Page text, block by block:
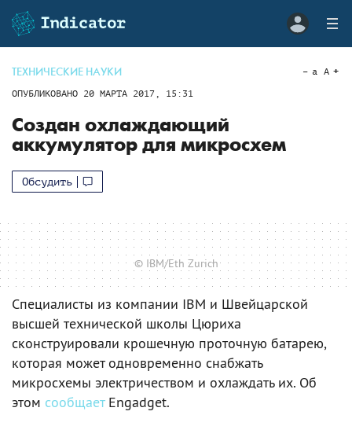
ТЕХНИЧЕСКИЕ НАУКИ
ОПУБЛИКОВАНО 20 МАРТА 2017, 15:31
a A
Создан охлаждающий
аккумулятор для микросхем
Обсудить
© IBM/Eth Zurich
Специалисты из компании IBM и Швейцарской
высшей технической школы Цюриха
сконструировали крошечную проточную батарею,
которая может одновременно снабжать
микросхемы электричеством и охлаждать их. Об
этом сообщаетEngadget.